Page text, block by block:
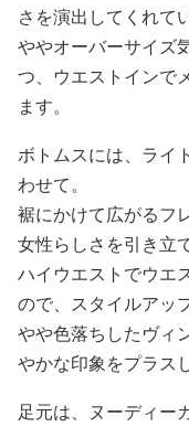
さを演出してくれて
ややオーバーサイズ
つ、ウエストインで
ます。
ボトムスには、ライ
わせて。
裾にかけて広がるフ
女性らしさを引き立
ハイウエストでウエ
ので、スタイルアッ
やや色落ちしたヴィ
やかな印象をプラス
足元は、ヌーディー